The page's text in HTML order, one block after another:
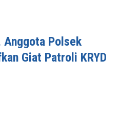
Anggota Polsek
Giat Patroli KRYD